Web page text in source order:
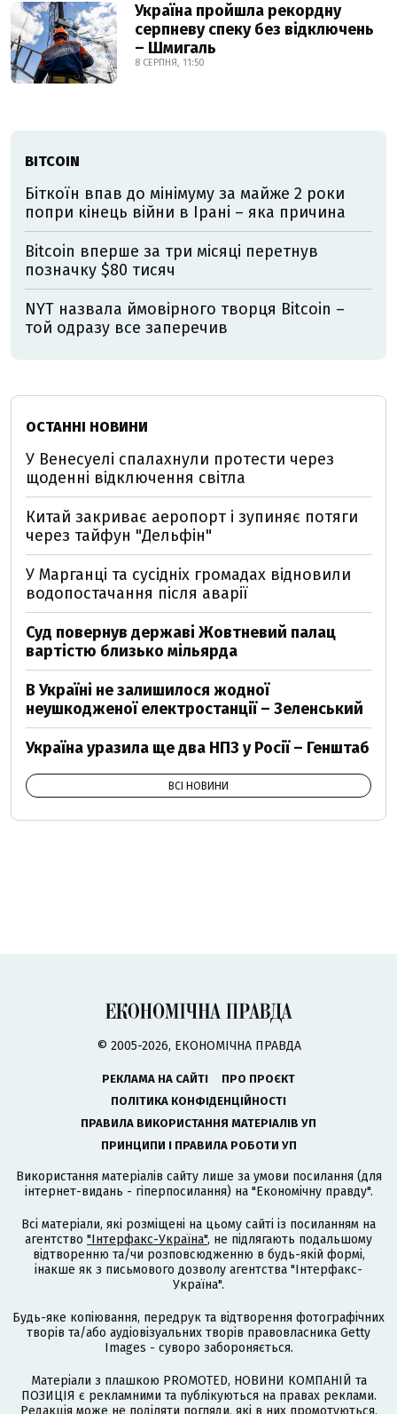
Україна пройшла рекордну
серпневу спеку без відключень
– Шмигаль
8 СЕРПНЯ, 11:50
BITCOIN
Біткоїн впав до мінімуму за майже 2 роки
попри кінець війни в Ірані – яка причина
Bitcoin вперше за три місяці перетнув
позначку $80 тисяч
NYT назвала ймовірного творця Bitcoin –
той одразу все заперечив
ОСТАННІ НОВИНИ
У Венесуелі спалахнули протести через
щоденні відключення світла
Китай закриває аеропорт і зупиняє потяги
через тайфун "Дельфін"
У Марганці та сусідніх громадах відновили
водопостачання після аварії
Суд повернув державі Жовтневий палац
вартістю близько мільярда
В Україні не залишилося жодної
неушкодженої електростанції – Зеленський
Україна уразила ще два НПЗ у Росії – Генштаб
ВСІ НОВИНИ
© 2005-2026, ЕКОНОМІЧНА ПРАВДА
РЕКЛАМА НА САЙТІ
ПРО ПРОЄКТ
ПОЛІТИКА КОНФІДЕНЦІЙНОСТІ
ПРАВИЛА ВИКОРИСТАННЯ МАТЕРІАЛІВ УП
ПРИНЦИПИ І ПРАВИЛА РОБОТИ УП
Використання матеріалів сайту лише за умови посилання (для
інтернет-видань - гіперпосилання) на "Економічну правду".
Всі матеріали, які розміщені на цьому сайті із посиланням на
агентство "Інтерфакс-Україна", не підлягають подальшому
відтворенню та/чи розповсюдженню в будь-якій формі,
інакше як з письмового дозволу агентства "Інтерфакс-
Україна".
Будь-яке копіювання, передрук та відтворення фотографічних
творів та/або аудіовізуальних творів правовласника Getty
Images - суворо забороняється.
Матеріали з плашкою PROMOTED, НОВИНИ КОМПАНІЙ та
ПОЗИЦІЯ є рекламними та публікуються на правах реклами.